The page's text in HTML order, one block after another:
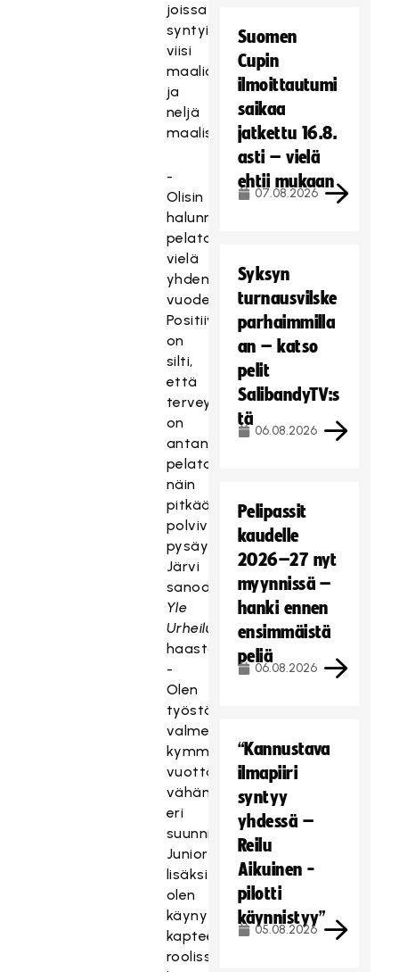
joissa
syntyi
viisi
maalia
ja
neljä
maalisyöttöä.
-
Olisin
halunnut
pelata
vielä
yhden
vuoden.
Positiivista
on
silti,
että
terveys
on
antanut
pelata
näin
pitkään,
polvivammojen
pysäyttämä
Järvi
sanoo
Yle
Urheilun
haastattelussa.
-
Olen
työstänyt
valmennusprojektia
kymmenen
vuotta
vähän
eri
suunnilta.
Juniorivalmennuksen
lisäksi
olen
käynyt
kapteenin
roolissa
Suomen
Cupin
ilmoittautumi
saikaa
jatkettu 16.8.
asti – vielä
ehtii mukaan
07.08.2026
Syksyn
turnausvilske
parhaimmilla
an – katso
pelit
SalibandyTV:s
tä
06.08.2026
Pelipassit
kaudelle
2026–27 nyt
myynnissä –
hanki ennen
ensimmäistä
peliä
06.08.2026
“Kannustava
ilmapiiri
syntyy
yhdessä –
Reilu
Aikuinen -
pilotti
käynnistyy”
05.08.2026